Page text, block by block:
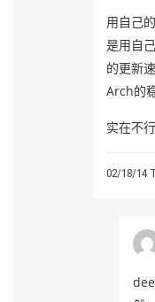
用自己
是用自
的更新
Arch的
实在不
02/18/14